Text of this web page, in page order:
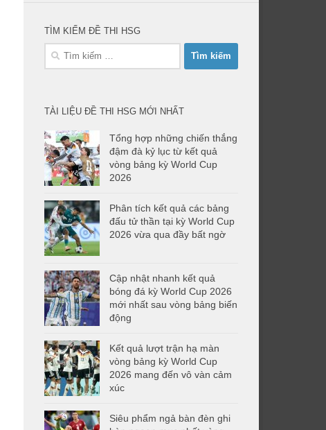
TÌM KIẾM ĐỀ THI HSG
Tìm
TÀI LIỆU ĐỀ THI HSG MỚI NHẤT
Tổng hợp những chiến thắng
đậm đà kỷ lục từ kết quả
vòng bảng kỳ World Cup
2026
Phân tích kết quả các bảng
đấu tử thần tại kỳ World Cup
2026 vừa qua đầy bất ngờ
Cập nhật nhanh kết quả
bóng đá kỳ World Cup 2026
mới nhất sau vòng bảng biến
động
Kết quả lượt trận hạ màn
vòng bảng kỳ World Cup
2026 mang đến vô vàn cảm
xúc
Siêu phẩm ngả bàn đèn ghi